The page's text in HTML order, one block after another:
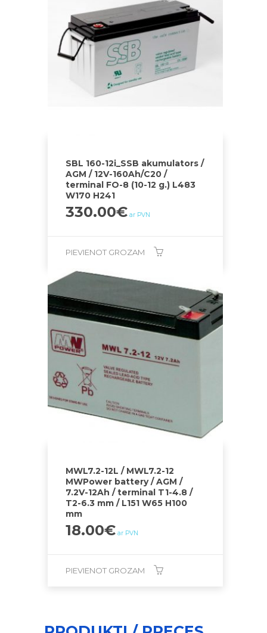
SBL 160-12i_SSB akumulators /
AGM / 12V-160Ah/C20 /
terminal FO-8 (10-12 g.) L483
W170 H241
330.00€ ar PVN
PIEVIENOT GROZAM
MWL7.2-12L / MWL7.2-12
MWPower battery / AGM /
7.2V-12Ah / terminal T1-4.8 /
T2-6.3 mm / L151 W65 H100
mm
18.00€ ar PVN
PIEVIENOT GROZAM